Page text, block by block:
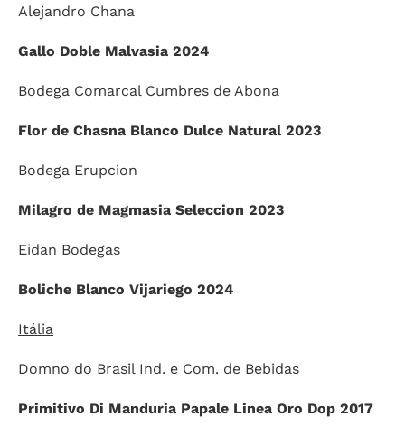
Alejandro Chana
Gallo Doble Malvasia 2024
Bodega Comarcal Cumbres de Abona
Flor de Chasna Blanco Dulce Natural 2023
Bodega Erupcion
Milagro de Magmasia Seleccion 2023
Eidan Bodegas
Boliche Blanco Vijariego 2024
Itália
Domno do Brasil Ind. e Com. de Bebidas
Primitivo Di Manduria Papale Linea Oro Dop 2017